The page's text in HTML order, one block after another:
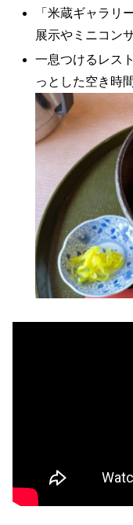
「米蔵ギャラリ
展示やミニコン
一息つけるレス
っとした空き時